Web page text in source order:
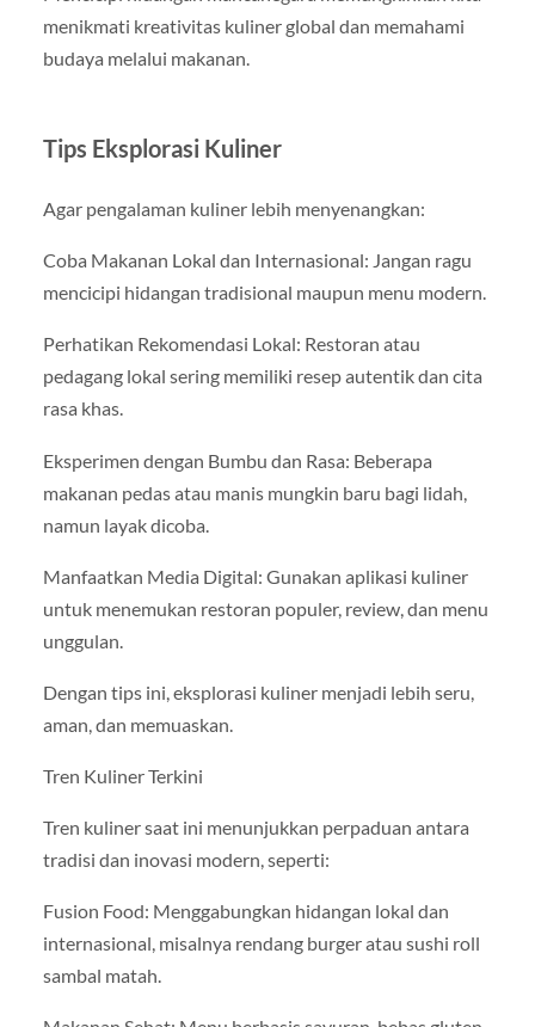
menikmati kreativitas kuliner global dan memahami
budaya melalui makanan.
Tips Eksplorasi Kuliner
Agar pengalaman kuliner lebih menyenangkan:
Coba Makanan Lokal dan Internasional: Jangan ragu
mencicipi hidangan tradisional maupun menu modern.
Perhatikan Rekomendasi Lokal: Restoran atau
pedagang lokal sering memiliki resep autentik dan cita
rasa khas.
Eksperimen dengan Bumbu dan Rasa: Beberapa
makanan pedas atau manis mungkin baru bagi lidah,
namun layak dicoba.
Manfaatkan Media Digital: Gunakan aplikasi kuliner
untuk menemukan restoran populer, review, dan menu
unggulan.
Dengan tips ini, eksplorasi kuliner menjadi lebih seru,
aman, dan memuaskan.
Tren Kuliner Terkini
Tren kuliner saat ini menunjukkan perpaduan antara
tradisi dan inovasi modern, seperti:
Fusion Food: Menggabungkan hidangan lokal dan
internasional, misalnya rendang burger atau sushi roll
sambal matah.